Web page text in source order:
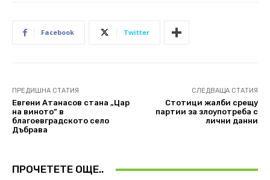
Facebook Twitter
ПРЕДИШНА СТАТИЯ
Евгени Атанасов стана „Цар
на виното” в
благоевградското село
Дъбрава
СЛЕДВАЩА СТАТИЯ
Стотици жалби срещу
партии за злоупотреба с
лични данни
ПРОЧЕТЕТЕ ОЩЕ..